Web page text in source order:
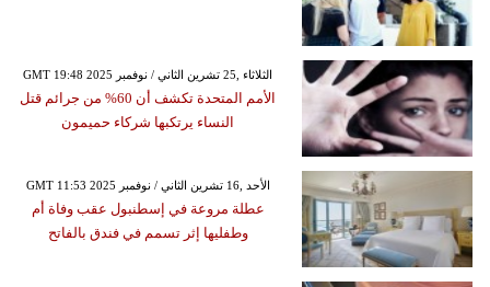
GMT 19:48 2025 الثلاثاء ,25 تشرين الثاني / نوفمبر
الأمم المتحدة تكشف أن 60% من جرائم قتل
النساء يرتكبها شركاء حميمون
GMT 11:53 2025 الأحد ,16 تشرين الثاني / نوفمبر
عطلة مروعة في إسطنبول عقب وفاة أم
وطفليها إثر تسمم في فندق بالفاتح